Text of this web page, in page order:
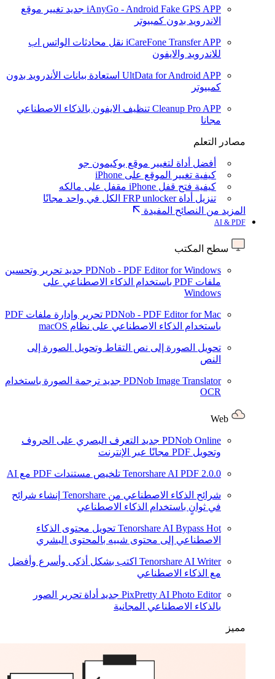
iAnyGo - Android Fake GPS APP جديد تغيير موقع
الاندرويد بدون كمبيوتر
iCareFone Transfer APP نقل محادثات الواتس اب
للاندرويد والايفون
UltData for Android APP استعادة بيانات الأندرويد بدون
كمبيوتر
Cleanup Pro APP تنظيف الايفون بالذكاء الاصطناعي
مجانا
مصادر التعلم
أفضل أداة لتغيير موقع بوكيمون جو
كيفية تغيير الموقع على iPhone
كيفية فتح قفل iPhone مقفل على مالكه
تنزيل أداة FRP unlocker الكل في واحد مجانًا
المزيد من النصائح المفيدة
AI & PDF
سطح المكتب
PDNob - PDF Editor for Windows جديد تحرير وتحسين
ملفات PDF باستخدام الذكاء الاصطناعي على
Windows
PDNob - PDF Editor for Mac
تحرير وإدارة ملفات PDF
باستخدام الذكاء الاصطناعي على نظام macOS
تحويل الصورة إلى نص التقاط وتحويل الصورة إلى
النص
PDNob Image Translator جديد ترجمة الصورة باستخدام
OCR
PDNob Online جديد التعرف البصري على الحروف
وتحويل PDF مجانًا عبر الإنترنت
Tenorshare AI PDF 2.0.0 تلخيص مستندات PDF مع AI
شرائح الذكاء الاصطناعي من Tenorshare
إنشاء شرائح
في ثوانٍ باستخدام الذكاء الاصطناعي
Tenorshare AI Bypass Hot
تحويل محتوى الذكاء
الاصطناعي إلى محتوى شبيه بالمحتوى البشري
Tenorshare AI Writer اكتب بشكل أذكى وأسرع وأفضل
مع الذكاء الاصطناعي
PixPretty AI Photo Editor جديد أداة تحرير الصور
بالذكاء الاصطناعي المجانية
مميز